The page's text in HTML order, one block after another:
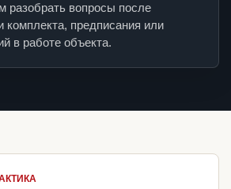
разобрать вопросы после
комплекта, предписания или
в работе объекта.